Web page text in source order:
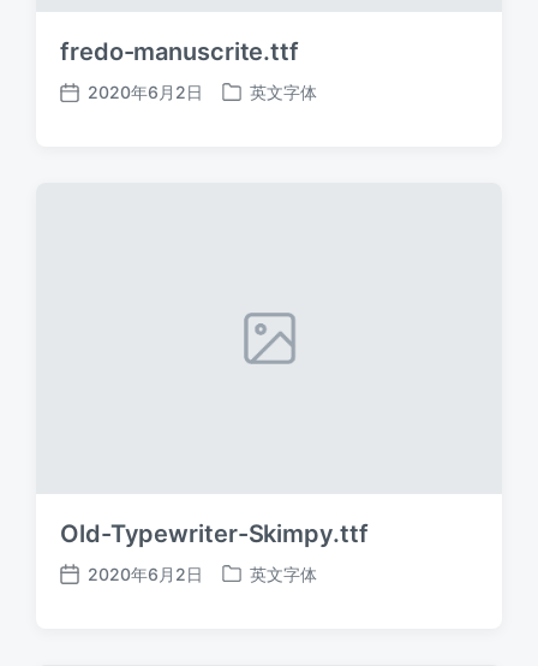
fredo-manuscrite.ttf
发
2020年6月2日
发
英文字体
Old-Typewriter-Skimpy.ttf
发
2020年6月2日
发
英文字体